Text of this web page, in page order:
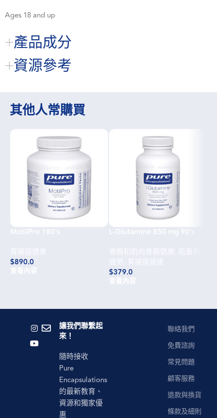
Ages 18 and up
產品成分
資源參考
其他人常購買
$890.0
$379.0
聯絡我們
免費諮詢
常見問題
顧客服務
退款與換貨
條款及細則
讓我們聯繫起
來！
隨時接收
Pure
Encapsulations
的最新教育、
資源和獨家優
惠